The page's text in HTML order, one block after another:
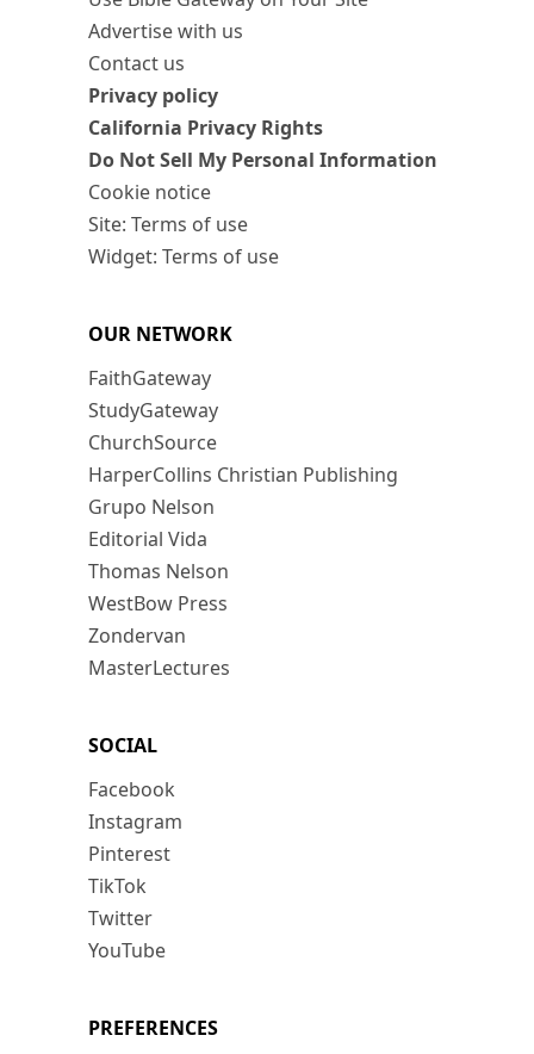
Advertise with us
Contact us
Privacy policy
California Privacy Rights
Do Not Sell My Personal Information
Cookie notice
Site: Terms of use
Widget: Terms of use
OUR NETWORK
FaithGateway
StudyGateway
ChurchSource
HarperCollins Christian Publishing
Grupo Nelson
Editorial Vida
Thomas Nelson
WestBow Press
Zondervan
MasterLectures
SOCIAL
Facebook
Instagram
Pinterest
TikTok
Twitter
YouTube
PREFERENCES